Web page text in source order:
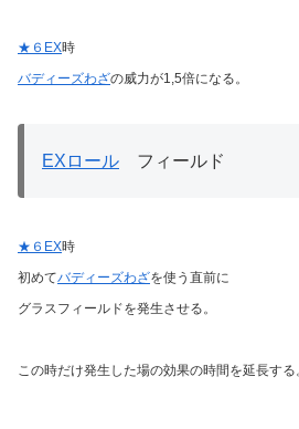
★６EX時
バディーズわざの威力が1,5倍になる。
EXロール フィールド
★６EX時
初めてバディーズわざを使う直前に
グラスフィールドを発生させる。
この時だけ発生した場の効果の時間を延長する